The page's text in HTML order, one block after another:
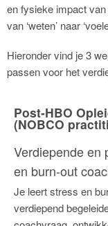
en fysieke impact
van ‘weten’ naar
Hieronder vind je 3
passen voor het
Post-HBO
(NOBCO
Verdiepende en
en burn-out
Je leert stress en
verdiepend